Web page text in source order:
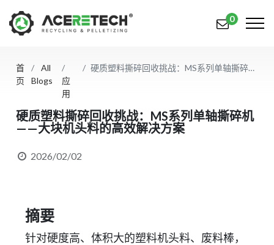
产品
解决方案
知识中心
联系我们
简体中文 English (US)
0
首
页
All
Blogs
应
用
硬质塑料撕碎回收挑战：MS系列单轴撕碎机——大块机头料的高效解决方案
硬质塑料撕碎回收挑战：MS系列单轴撕碎机
——大块机头料的高效解决方案
2026/02/02
摘要
针对硬度高、体积大的塑料机头料、废料棒，